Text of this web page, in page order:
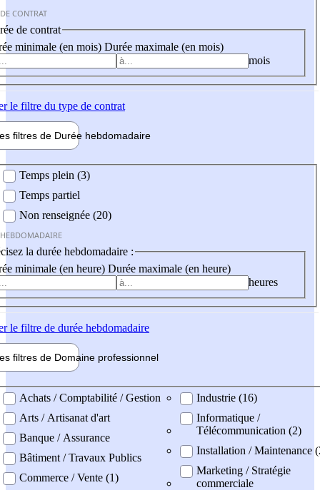
CONTRAT
de contrat
minimale (en mois) Durée maximale (en mois)
mois
le filtre du type de contrat
filtres de Durée hebdomadaire
Temps plein (3)
Temps partiel
Non renseignée (20)
la durée hebdomadaire :
minimale (en heure) Durée maximale (en heure)
heures
le filtre de durée hebdomadaire
filtres de Domaine professionnel
professionel
Achats / Comptabilité / Gestion
Arts / Artisanat d'art
Banque / Assurance
Bâtiment / Travaux Publics
Commerce / Vente (1)
Industrie (16)
Informatique /
Télécommunication (2)
Installation / Maintenance
Marketing / Stratégie
commerciale